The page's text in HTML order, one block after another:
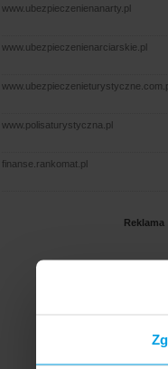
www.ubezpieczenienanarty.pl
www.ubezpieczenienarciarskie.pl
www.polisaturystyczna.pl
finanse.rankomat.pl
Reklama